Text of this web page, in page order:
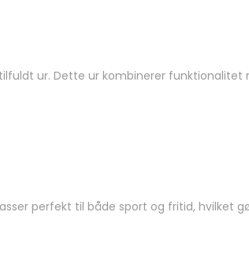
ur. Dette ur kombinerer
perfekt til både sport og fritid, hvilket